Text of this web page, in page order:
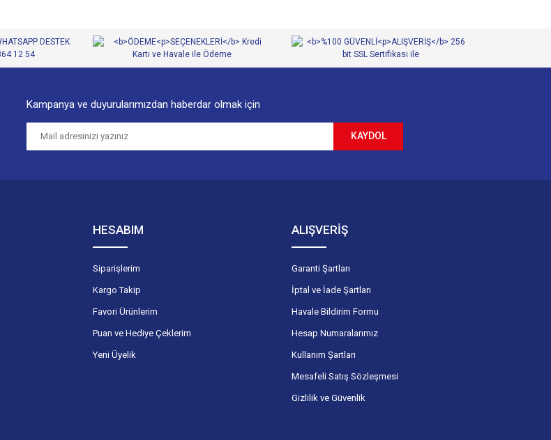
Kampanya ve duyurularımızdan haberdar olmak için
KAYDOL
HESABIM
Siparişlerim
Kargo Takip
Favori Ürünlerim
Puan ve Hediye Çeklerim
Yeni Üyelik
ALIŞVERİŞ
Garanti Şartları
İptal ve İade Şartları
Havale Bildirim Formu
Hesap Numaralarımız
Kullanım Şartları
Mesafeli Satış Sözleşmesi
Gizlilik ve Güvenlik